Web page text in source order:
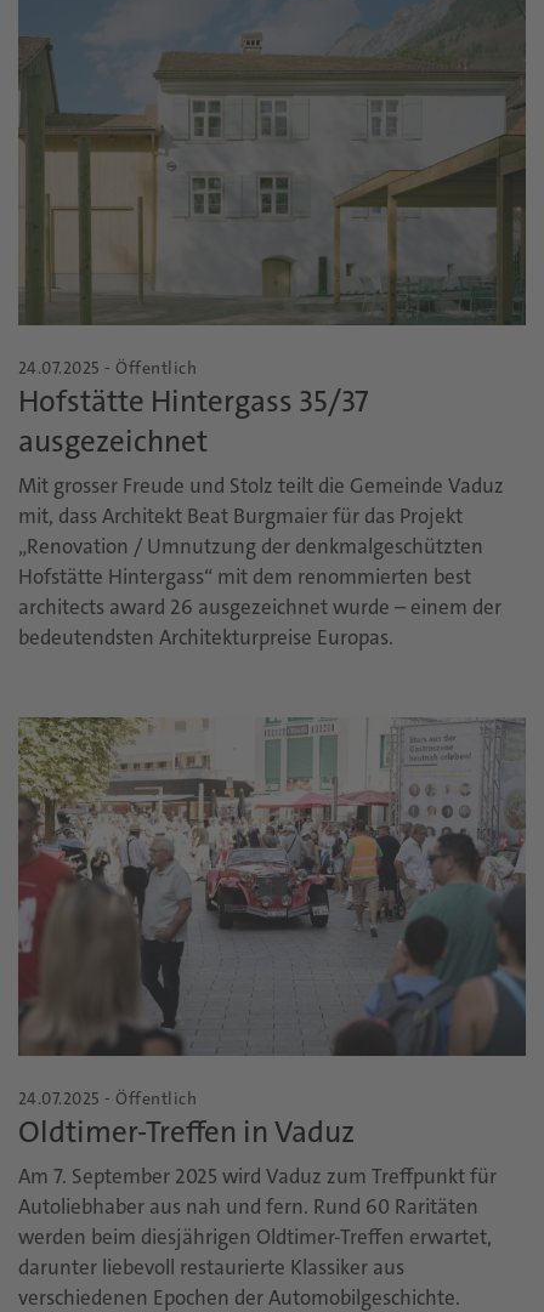
24.07.2025 - Öffentlich
Hofstätte Hintergass 35/37
ausgezeichnet
Mit grosser Freude und Stolz teilt die Gemeinde Vaduz
mit, dass Architekt Beat Burgmaier für das Projekt
„Renovation / Umnutzung der denkmalgeschützten
Hofstätte Hintergass“ mit dem renommierten best
architects award 26 ausgezeichnet wurde – einem der
bedeutendsten Architekturpreise Europas.
24.07.2025 - Öffentlich
Oldtimer-Treffen in Vaduz
Am 7. September 2025 wird Vaduz zum Treffpunkt für
Autoliebhaber aus nah und fern. Rund 60 Raritäten
werden beim diesjährigen Oldtimer-Treffen erwartet,
darunter liebevoll restaurierte Klassiker aus
verschiedenen Epochen der Automobilgeschichte.